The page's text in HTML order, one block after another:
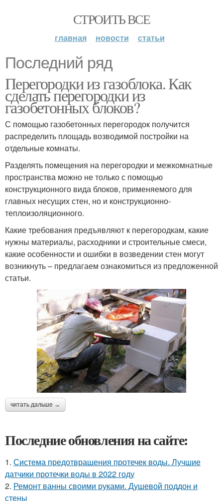
СТРОИТЬ ВСЕ
главная новости статьи
Последний ряд
Перегородки из газоблока. Как
сделать перегородки из
газобетонных блоков?
С помощью газобетонных перегородок получится
распределить площадь возводимой постройки на
отдельные комнаты.
Разделять помещения на перегородки и межкомнатные
пространства можно не только с помощью
конструкционного вида блоков, применяемого для
главных несущих стен, но и конструкционно-
теплоизоляционного.
Какие требования предъявляют к перегородкам, какие
нужны материалы, расходники и строительные смеси,
какие особенности и ошибки в возведении стен могут
возникнуть – предлагаем ознакомиться из предложенной
статьи.
читать дальше →
Последние обновления на сайте:
1. Система предотвращения протечек воды. Лучшие
датчики протечки воды в 2022 году
2. Ремонт ванны своими руками. Душевой поддон и
стены